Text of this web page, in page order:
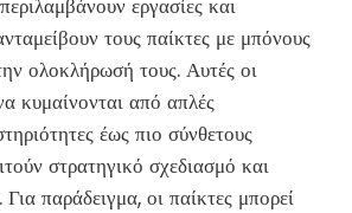
τους παίκτες με μπόνους
ολοκλήρωσή τους. Αυτές οι
κυμαίνονται από απλές
έως πιο σύνθετους
στρατηγικό σχεδιασμό και
παράδειγμα, οι παίκτες μπορεί